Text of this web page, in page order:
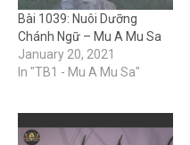
Bài 1039: Nuôi Dưỡng
Chánh Ngữ – Mu A Mu Sa
January 20, 2021
In "TB1 - Mu A Mu Sa"